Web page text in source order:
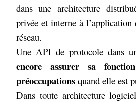
dans une architecture
privée et interne à
réseau.
Une API de protocole dans
encore assurer sa
préoccupations quand elle est
Dans toute architecture